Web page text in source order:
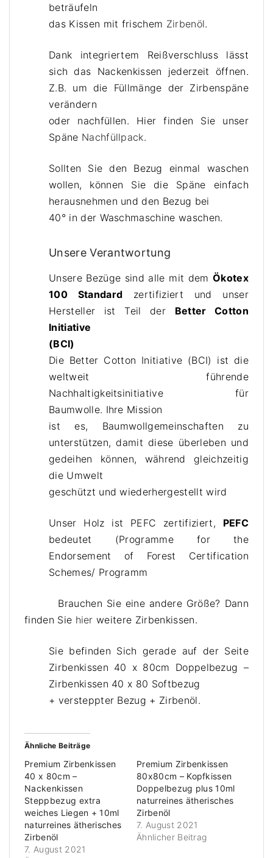
beträufeln
das Kissen mit frischem Zirbenöl.
Dank integriertem Reißverschluss lässt
sich das Nackenkissen jederzeit öffnen.
Z.B. um die Füllmänge der Zirbenspäne
verändern
oder nachfüllen. Hier finden Sie unser
Späne Nachfüllpack.
Sollten Sie den Bezug einmal waschen
wollen, können Sie die Späne einfach
herausnehmen und den Bezug bei
40° in der Waschmaschine waschen.
Unsere Verantwortung
Unsere Bezüge sind alle mit demÖkotex
100 Standard zertifiziert und unser
Hersteller ist Teil der Better Cotton
Initiative
(BCI)
Die Better Cotton Initiative (BCI) ist die
weltweit führende
Nachhaltigkeitsinitiative für
Baumwolle. Ihre Mission
ist es, Baumwollgemeinschaften zu
unterstützen, damit diese überleben und
gedeihen können, während gleichzeitig
die Umwelt
geschützt und wiederhergestellt wird
Unser Holz ist PEFC zertifiziert, PEFC
bedeutet (Programme for the
Endorsement of Forest Certification
Schemes/ Programm
Brauchen Sie eine andere Größe? Dann
finden Sie hier weitere Zirbenkissen.
Sie befinden Sich gerade auf der Seite
Zirbenkissen 40 x 80cm Doppelbezug –
Zirbenkissen 40 x 80 Softbezug
+ versteppter Bezug + Zirbenöl.
Ähnliche Beiträge
Premium Zirbenkissen
40 x 80cm –
Nackenkissen
Steppbezug extra
weiches Liegen + 10ml
naturreines ätherisches
Zirbenöl
7. August 2021
Premium Zirbenkissen
80x80cm – Kopfkissen
Doppelbezug plus 10ml
naturreines ätherisches
Zirbenöl
7. August 2021
Ähnlicher Beitrag